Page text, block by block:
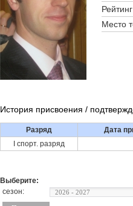
Место
История присвоения /
Разряд
Дата
I спорт. разряд
Выберите:
сезон: